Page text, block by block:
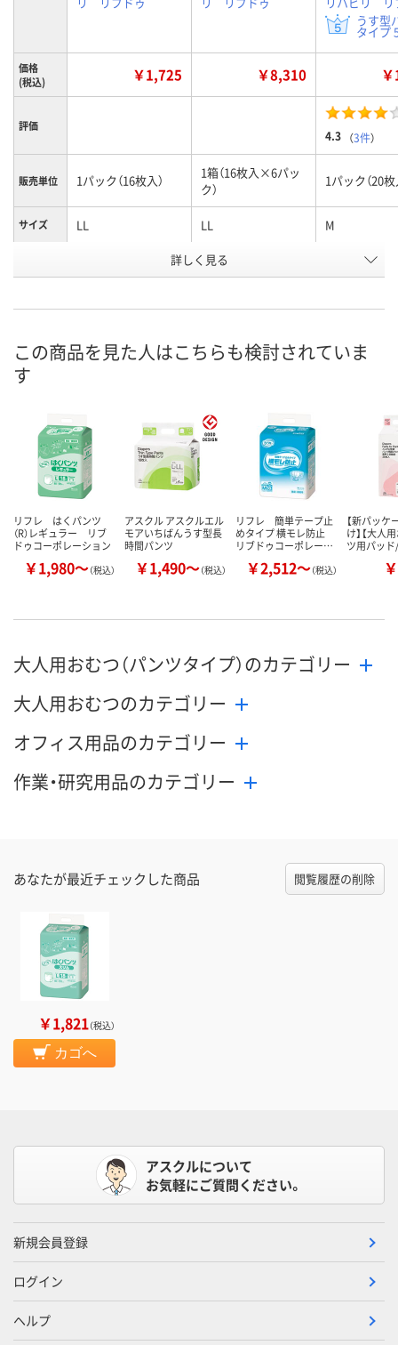
うす型
タイプ
価格
(税込)
￥1,725 ￥8,310
評価
4.3 （3件）
販売単位 1パック（16枚入）
1箱（16枚入×6パッ
ク）
1パック（20枚
サイズ LL LL M
5374611
お届け日 8月13日（木）
ご注文後、お届けに
ついてご連絡いたし
8月12日（水）
カゴへ
数量
カゴへ カ
詳しく見る
この商品を見た人はこちらも検討されていま
す
リフレ はくパンツ
（R）レギュラー リブ
ドゥコーポレーション
￥1,980～（税込）
アスクル アスクルエル
モアいちばんうす型長
時間パンツ
￥1,490～（税込）
リフレ 簡単テープ止
めタイプ 横モレ防止
リブドゥコーポレー…
￥2,512～（税込）
【新パッケ
け】【大人
ツ用パッ
大人用おむつ（パンツタイプ）のカテゴリー
大人用おむつのカテゴリー
オフィス用品のカテゴリー
作業・研究用品のカテゴリー
あなたが最近チェックした商品 閲覧履歴の削除
￥1,821（税込）
カゴへ
アスクルについて
お気軽にご質問ください。
新規会員登録
ログイン
ヘルプ